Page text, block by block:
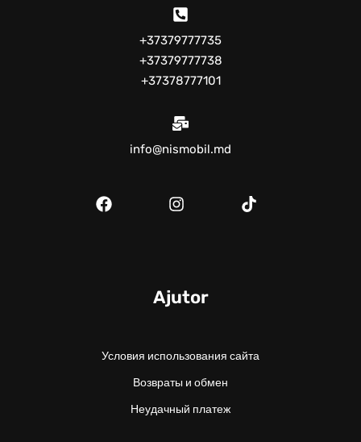
+37379777735
+37379777738
+37378777101
info@nismobil.md
Ajutor
Условия использования сайта
Возвраты и обмен
Неудачный платеж